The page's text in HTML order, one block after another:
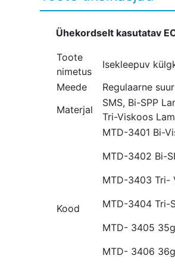
Ühekordselt kasutatav
Toote
nimetus
Isekleepuv
Meede
Regulaarne
Materjal
SMS, Bi-SPP
Tri-Viskoos
Kood
MTD-3401 Bi-
MTD-3402 Bi-
MTD-3403 Tri-
MTD-3404 Tri-
MTD- 3405
MTD- 3406